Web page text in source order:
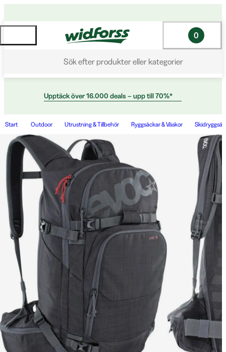
Sök efter produkter eller kategorier
0
Upptäck över 16.000 deals – upp till 70%*
Start Outdoor Utrustning & Tillbehör Ryggsäckar & Väskor